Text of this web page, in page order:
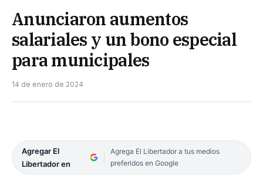
Anunciaron aumentos
salariales y un bono especial
para municipales
14 de enero de 2024
Agregar El
Libertador en
Agrega El Libertador a tus medios
preferidos en Google